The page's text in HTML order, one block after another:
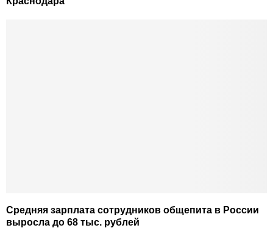
Средняя зарплата сотрудников общепита в России
выросла до 68 тыс. рублей